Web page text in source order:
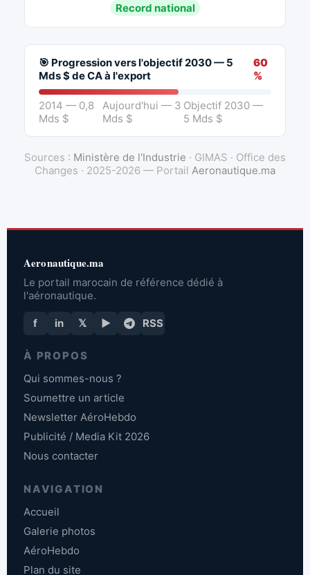
Record national
🎯 Progression vers l'objectif 2030 — 5
Mds $ de CA à l'export
60
%
2014 — 0,8
Mds $
Aujourd'hui — 3
Mds $
Objectif 2030 —
5 Mds $
Sources : Ministère de l'Industrie · GIMAS · Office des
Changes · 2025-2026 — Portail Aeronautique.ma
Aeronautique.ma
Le portail marocain de référence dédié à
l'aéronautique.
f in 𝕏 ▶ RSS
À PROPOS
Qui sommes-nous ?
Soumettre un article
Newsletter AéroHebdo
Publicité / Media Kit 2026
Nous contacter
NAVIGATION
Accueil
Galerie photos
AéroHebdo
Plan du site